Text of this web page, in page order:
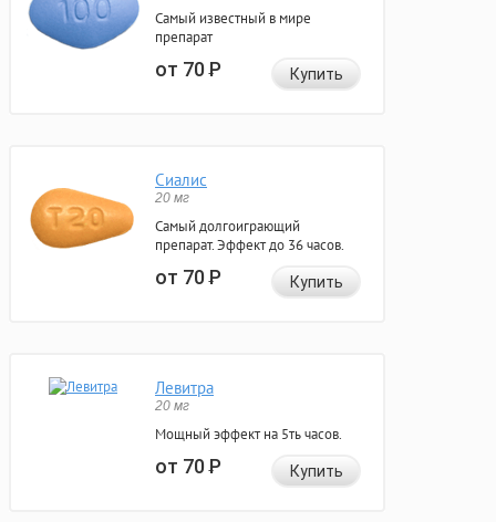
Самый известный в мире
препарат
от 70Р Купить
Сиалис
20 мг
Самый долгоиграющий
препарат. Эффект до 36 часов.
от 70Р Купить
Левитра
20 мг
Мощный эффект на 5ть часов.
от 70Р Купить